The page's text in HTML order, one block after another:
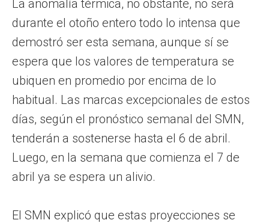
La anomalía térmica, no obstante, no será
durante el otoño entero todo lo intensa que
demostró ser esta semana, aunque sí se
espera que los valores de temperatura se
ubiquen en promedio por encima de lo
habitual. Las marcas excepcionales de estos
días, según el pronóstico semanal del SMN,
tenderán a sostenerse hasta el 6 de abril.
Luego, en la semana que comienza el 7 de
abril ya se espera un alivio.
El SMN explicó que estas proyecciones se